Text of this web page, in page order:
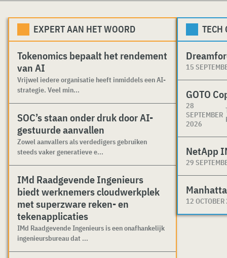
EXPERT AAN HET WOORD
Tokenomics bepaalt het rendement
van AI
Vrijwel iedere organisatie heeft inmiddels een AI-
strategie. Veel min...
SOC’s staan onder druk door AI-
gestuurde aanvallen
Zowel aanvallers als verdedigers gebruiken
steeds vaker generatieve e...
IMd Raadgevende Ingenieurs
biedt werknemers cloudwerkplek
met superzware reken- en
tekenapplicaties
IMd Raadgevende Ingenieurs is een onafhankelijk
ingenieursbureau dat ...
TECH
15
GOTO
28
SEPTEMBER
2026
NetApp
29
12